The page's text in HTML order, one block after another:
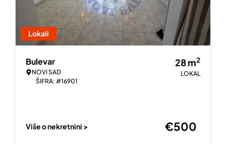
Lokali
Bulevar
NOVI SAD
ŠIFRA: #16901
28m2
LOKAL
Više o nekretnini > €500